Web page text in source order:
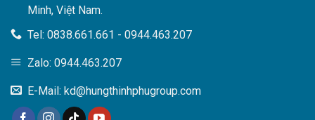
Minh, Việt Nam.
Tel: 0838.661.661 - 0944.463.207
Zalo: 0944.463.207
E-Mail: kd@hungthinhphugroup.com